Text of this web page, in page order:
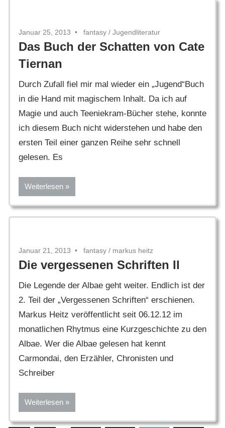
Januar 25, 2013 fantasy / Jugendliteratur
Das Buch der Schatten von Cate
Tiernan
Durch Zufall fiel mir mal wieder ein „Jugend“Buch
in die Hand mit magischem Inhalt. Da ich auf
Magie und auch Teeniekram-Bücher stehe, konnte
ich diesem Buch nicht widerstehen und habe den
ersten Teil einer ganzen Reihe sehr schnell
gelesen. Es
Weiterlesen
Januar 21, 2013 fantasy / markus heitz
Die vergessenen Schriften II
Die Legende der Albae geht weiter. Endlich ist der
2. Teil der „Vergessenen Schriften“ erschienen.
Markus Heitz veröffentlicht seit 06.12.12 im
monatlichen Rhytmus eine Kurzgeschichte zu den
Albae. Wer die Albae gelesen hat kennt
Carmondai, den Erzähler, Chronisten und
Schreiber
Weiterlesen